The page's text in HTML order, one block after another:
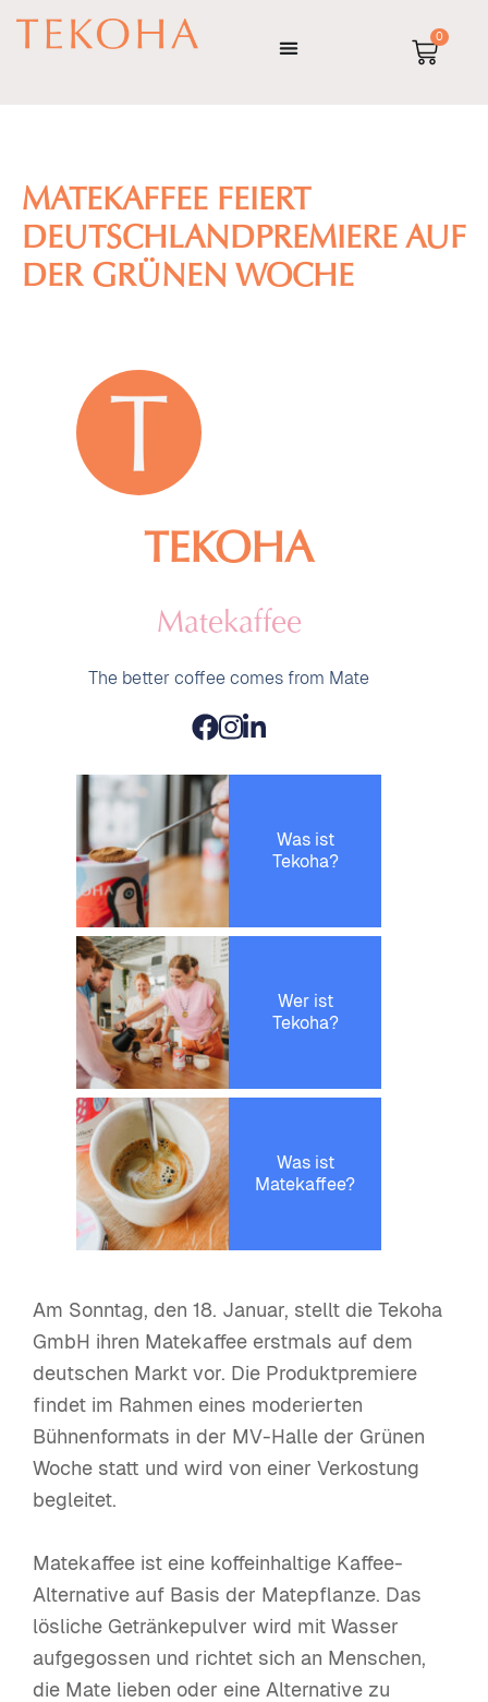
Zum
Inhalt
0
MATEKAFFEE FEIERT
DEUTSCHLANDPREMIERE AUF
DER GRÜNEN WOCHE
TEKOHA
Matekaffee
The better coffee comes from Mate
Was ist
Tekoha?
Wer ist
Tekoha?
Was ist
Matekaffee?
Am Sonntag, den 18. Januar, stellt die Tekoha
GmbH ihren Matekaffee erstmals auf dem
deutschen Markt vor. Die Produktpremiere
findet im Rahmen eines moderierten
Bühnenformats in der MV-Halle der Grünen
Woche statt und wird von einer Verkostung
begleitet.
Matekaffee ist eine koffeinhaltige Kaffee-
Alternative auf Basis der Matepflanze. Das
lösliche Getränkepulver wird mit Wasser
aufgegossen und richtet sich an Menschen,
die Mate lieben oder eine Alternative zu